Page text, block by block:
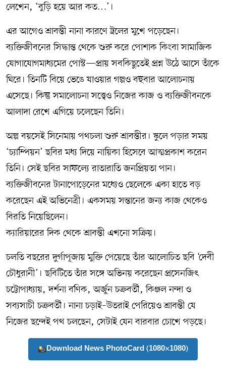
লেখেন, ‘বুড়ি হয়ে আর কত…’।
এর আগেও শ্রাবন্তী নানা কারণে ট্রলের মুখে পড়েছেন।
ব্যক্তিজীবনের সিদ্ধান্ত থেকে শুরু করে পোশাক কিংবা সামাজিক
যোগাযোগমাধ্যমের পোস্ট—প্রায় সবকিছুতেই প্রশ্ন উঠে আসে তাঁকে
ঘিরে। তিনটি বিয়ে ভেঙে যাওয়ার গল্পও বহুবার আলোচনায়
এসেছে। কিন্তু সমালোচনা সত্ত্বেও নিজের কাজ ও ব্যক্তিজীবনকে
আলাদা রেখে এগিয়ে চলেছেন তিনি।
অল্প বয়সেই সিনেমায় পথচলা শুরু শ্রাবন্তীর। স্কুলে পড়ার সময়
‘চ্যাম্পিয়ন’ ছবির মধ্য দিয়ে নায়িকা হিসেবে আত্মপ্রকাশ করেন
তিনি। সেই ছবির সাফল্যে রাতারাতি জনপ্রিয়তা পান।
ব্যক্তিজীবনের টানাপোড়েনের মধ্যেও ছেলেকে একা হাতে বড়
করেছেন এই অভিনেত্রী। একসময় সন্তানের জন্য কাজ থেকেও
বিরতি নিয়েছিলেন।
ক্যারিয়ারের দিক থেকে শ্রাবন্তী এখনো সক্রিয়।
চলতি বছরের দুর্গাপূজায় মুক্তি পেয়েছে তাঁর আলোচিত ছবি ‘দেবী
চৌধুরানী’। ছবিটিতে তাঁর সঙ্গে অভিনয় করেছেন প্রসেনজিৎ
চট্টোপাধ্যায়, দর্শনা বণিক, অর্জুন চক্রবর্তী, কিঞ্জল নন্দা ও
সব্যসাচী চক্রবর্তী। নানা চড়াই–উতরাই পেরিয়েও শ্রাবন্তী যে
নিজের ছন্দেই পথ চলছেন, সেটাই যেন বারবার চোখে পড়ছে।
Download News PhotoCard (1080×1080)